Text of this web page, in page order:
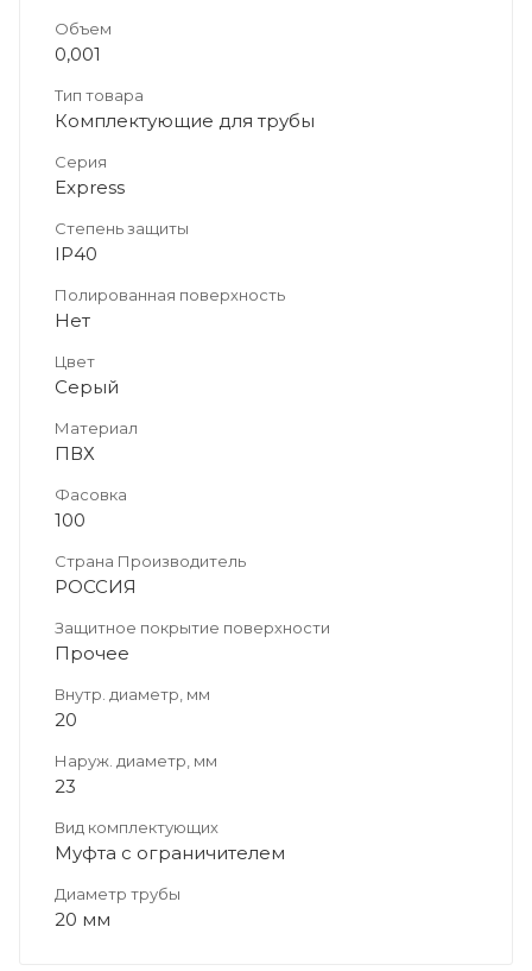
Объем
0,001
Тип товара
Комплектующие для трубы
Серия
Express
Степень защиты
IP40
Полированная поверхность
Нет
Цвет
Серый
Материал
ПВХ
Фасовка
100
Страна Производитель
РОССИЯ
Защитное покрытие поверхности
Прочее
Внутр. диаметр, мм
20
Наруж. диаметр, мм
23
Вид комплектующих
Муфта с ограничителем
Диаметр трубы
20 мм